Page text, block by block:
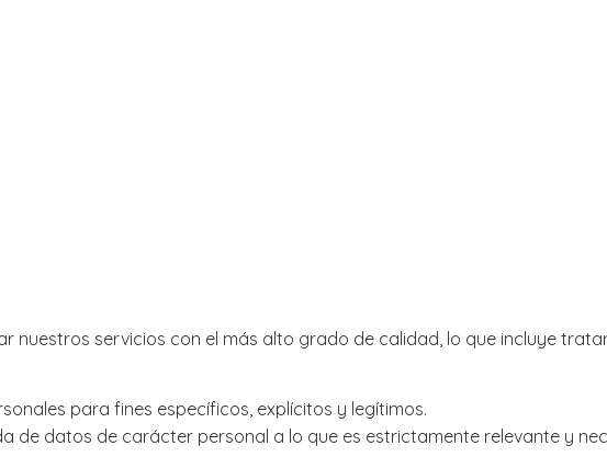
nuestros servicios con el más alto grado de calidad, lo que incluye
para fines específicos, explícitos y legítimos.
de datos de carácter personal a lo que es estrictamente relevante y